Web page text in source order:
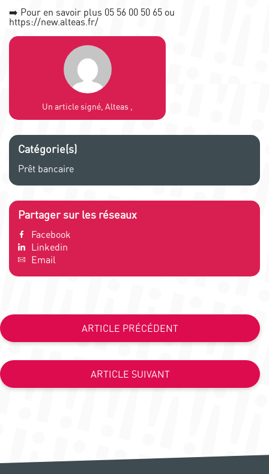
➡️ Pour en savoir plus 05 56 00 50 65 ou
https://new.alteas.fr/
Un article signé, Alteas ,
Catégorie(s)
Prêt bancaire
Partager sur les réseaux
Facebook
Linkedin
Email
ARTICLE PRÉCÉDENT
ARTICLE SUIVANT